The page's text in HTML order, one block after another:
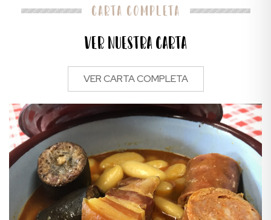
Carta completa
Ver nuestra carta
VER CARTA COMPLETA